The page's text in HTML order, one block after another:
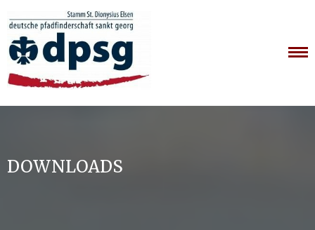
to
content
DOWNLOADS